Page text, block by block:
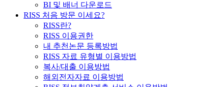
BI 및 배너 다운로드
RISS 처음 방문 이세요?
RISS란?
RISS 이용권한
내 추천논문 등록방법
RISS 자료 유형별 이용방법
복사/대출 이용방법
해외전자자료 이용방법